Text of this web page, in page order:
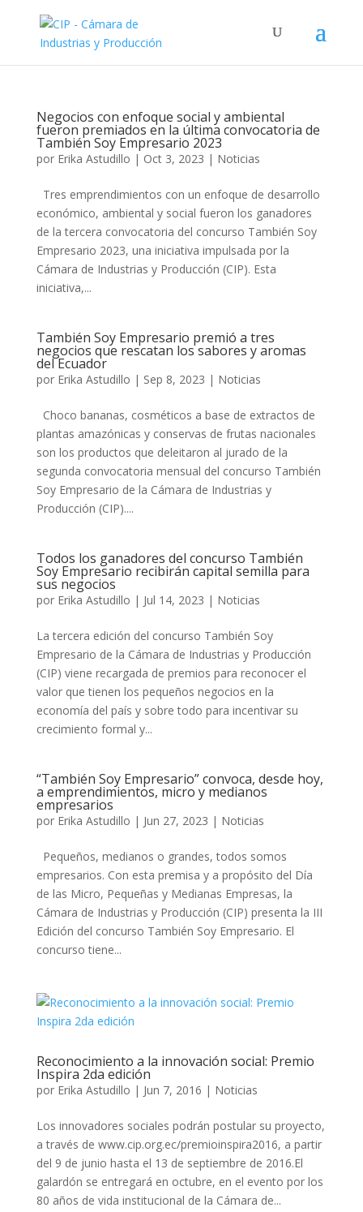
Negocios con enfoque social y ambiental
fueron premiados en la última convocatoria de
También Soy Empresario 2023
por Erika Astudillo | Oct 3, 2023 | Noticias
Tres emprendimientos con un enfoque de desarrollo
económico, ambiental y social fueron los ganadores
de la tercera convocatoria del concurso También Soy
Empresario 2023, una iniciativa impulsada por la
Cámara de Industrias y Producción (CIP). Esta
iniciativa,...
También Soy Empresario premió a tres
negocios que rescatan los sabores y aromas
del Ecuador
por Erika Astudillo | Sep 8, 2023 | Noticias
Choco bananas, cosméticos a base de extractos de
plantas amazónicas y conservas de frutas nacionales
son los productos que deleitaron al jurado de la
segunda convocatoria mensual del concurso También
Soy Empresario de la Cámara de Industrias y
Producción (CIP)....
Todos los ganadores del concurso También
Soy Empresario recibirán capital semilla para
sus negocios
por Erika Astudillo | Jul 14, 2023 | Noticias
La tercera edición del concurso También Soy
Empresario de la Cámara de Industrias y Producción
(CIP) viene recargada de premios para reconocer el
valor que tienen los pequeños negocios en la
economía del país y sobre todo para incentivar su
crecimiento formal y...
“También Soy Empresario” convoca, desde hoy,
a emprendimientos, micro y medianos
empresarios
por Erika Astudillo | Jun 27, 2023 | Noticias
Pequeños, medianos o grandes, todos somos
empresarios. Con esta premisa y a propósito del Día
de las Micro, Pequeñas y Medianas Empresas, la
Cámara de Industrias y Producción (CIP) presenta la III
Edición del concurso También Soy Empresario. El
concurso tiene...
Reconocimiento a la innovación social: Premio
Inspira 2da edición
por Erika Astudillo | Jun 7, 2016 | Noticias
Los innovadores sociales podrán postular su proyecto,
a través de www.cip.org.ec/premioinspira2016, a partir
del 9 de junio hasta el 13 de septiembre de 2016.El
galardón se entregará en octubre, en el evento por los
80 años de vida institucional de la Cámara de...